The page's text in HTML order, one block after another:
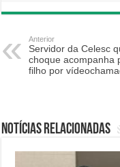
Anterior
Servidor da Celesc
choque acompanha
filho por
Notícias relacionadas